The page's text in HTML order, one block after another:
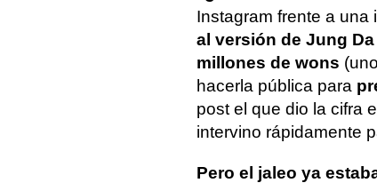
Instagram frente a una
al versión de Jung Da
millones de wons
hacerla pública para
post el que dio la cifra
intervino rápidamente
Pero el jaleo ya